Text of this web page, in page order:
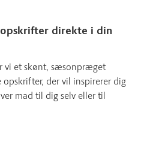
direkte i din
vi et skønt, sæsonpræget
der vil inspirerer dig
mad til dig selv eller til